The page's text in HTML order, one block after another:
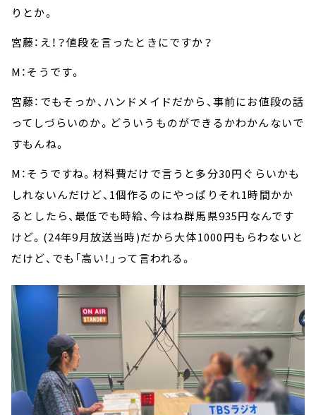
りとか。
宮藤：え！？値段を言ったときにですか？
M：そうです。
宮藤：でもそっか、ハンドメイドだから、事前にお値段の話
ってしづらいのか。どういうものができるかわかんないで
すもんね。
M：そうですね。材料費だけで言うと多分30円ぐらいかも
しれないんだけど、1個作るのにやっぱりそれ1時間かか
るとしたら、最低でも時給、今はね群馬県935円なんです
けど。(24年9月放送当時)だから大体1000円もらわないと
だけど、でも「高い！」って言われる。